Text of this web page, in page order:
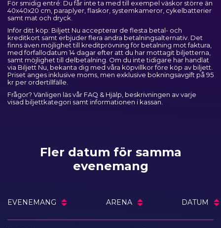
För smidig entré: Du får inte ta med till exempel väskor större än
40x40x20 cm, paraplyer, flaskor, systemkameror, cykelbatterier
samt mat och dryck.
Inför ditt köp: Biljett Nu accepterar de flesta betal- och
kreditkort samt erbjuder flera andra betalningsalternativ. Det
finns även möjlighet till kreditprövning för betalning mot faktura,
med förfallodatum 14 dagar efter att du har mottagit biljetterna,
samt möjlighet till delbetalning. Om du inte tidigare har handlat
via Biljett Nu, bekanta dig med våra köpvillkorföre köp av biljett.
Priset anges inklusive moms, men exklusive bokningsavgift på 95
kr per ordertillfälle.
Frågor? Vänligen läs vår FAQ & Hjälp, beskrivningen av varje
visad biljettkategori samt informationen i kassan.
Fler datum för samma
evenemang
EVENEMANG ARENA DATUM